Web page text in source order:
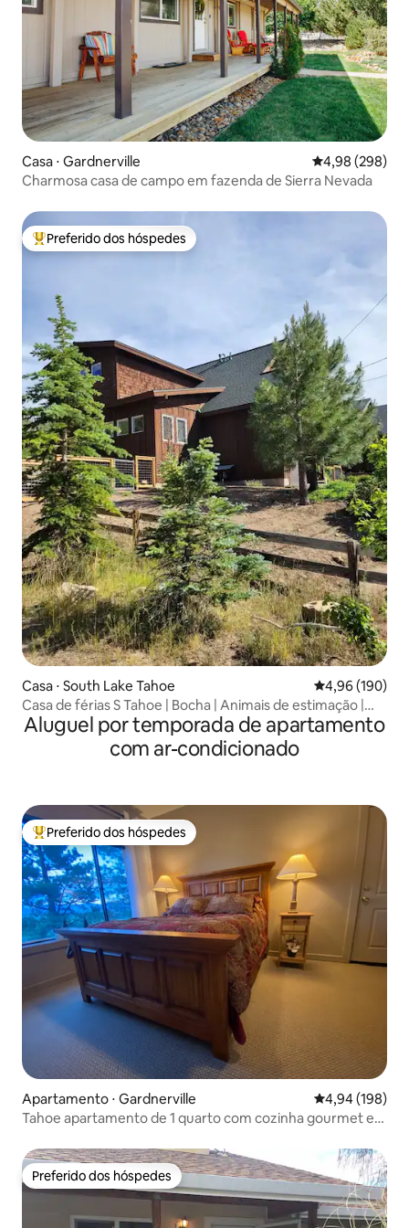
Casa ⋅ Gardnerville 4,98 de uma
4,98 (298)
Charmosa casa de campo em fazenda de Sierra Nevada
Entre os melhores preferidos dos hóspedes
Preferido dos hóspedes
Casa ⋅ South Lake Tahoe 4,96 de uma
4,96 (190)
Casa de férias S Tahoe | Bocha | Animais de estimação |
Vista para as montanhas
Aluguel por temporada de apartamento
com ar-condicionado
Entre os melhores preferidos dos hóspedes
Preferido dos hóspedes
Apartamento ⋅ Gardnerville 4,94 de uma
4,94 (198)
Tahoe apartamento de 1 quarto com cozinha gourmet e
Preferido dos hóspedes
Preferido dos hóspedes